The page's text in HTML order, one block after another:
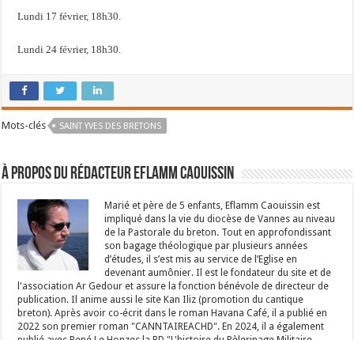
Lundi 17 février, 18h30.
Lundi 24 février, 18h30.
Mots-clés SAINT YVES DES BRETONS
À propos du rédacteur Eflamm Caouissin
Marié et père de 5 enfants, Eflamm Caouissin est
impliqué dans la vie du diocèse de Vannes au niveau
de la Pastorale du breton. Tout en approfondissant
son bagage théologique par plusieurs années
d’études, il s’est mis au service de l’Eglise en
devenant aumônier. Il est le fondateur du site et de
l'association Ar Gedour et assure la fonction bénévole de directeur de
publication. Il anime aussi le site Kan Iliz (promotion du cantique
breton). Après avoir co-écrit dans le roman Havana Café, il a publié en
2022 son premier roman "CANNTAIREACHD". En 2024, il a également